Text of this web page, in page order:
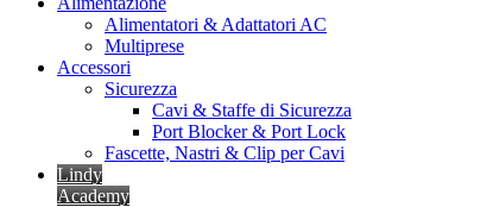
Alimentatori & Adattatori AC
Multiprese
Accessori
Sicurezza
Cavi & Staffe di Sicurezza
Port Blocker & Port Lock
Fascette, Nastri & Clip per Cavi
Lindy
Academy